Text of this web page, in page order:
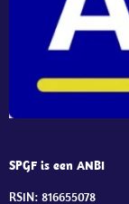
SPGF is een ANBI
RSIN: 816655078